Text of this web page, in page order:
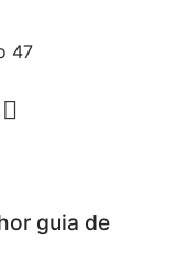
47
guia de